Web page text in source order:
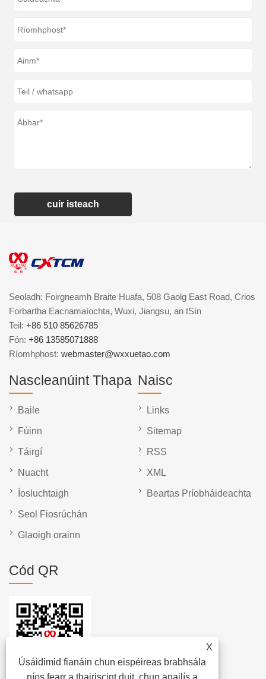
cuir isteach
X
Úsáidimid fianáin chun eispéireas brabhsála
níos fearr a thairiscint duit, chun anailís a
Seoladh: Foirgneamh Braite Huafa, 508 Gaolg East Road, Crios
Forbartha Eacnamaíochta, Wuxi, Jiangsu, an tSín
Teil: +86 510 85626785
Fón: +86 13585071888
Ríomhphost: webmaster@wxxuetao.com
Nascleanúint Thapa
Baile
Fúinn
Táirgí
Nuacht
Íosluchtaigh
Seol Fiosrúchán
Glaoigh orainn
Naisc
Links
Sitemap
RSS
XML
Beartas Príobháideachta
Cód QR